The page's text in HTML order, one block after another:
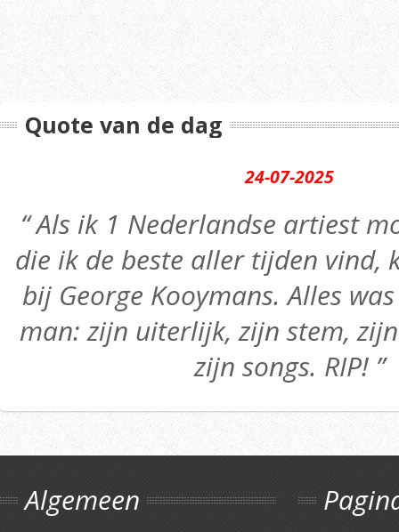
Quote van de dag
24-07-2025
“ Als ik 1 Nederlandse artiest
die ik de beste aller tijden vind,
bij George Kooymans. Alles
man: zijn uiterlijk, zijn stem,
zijn songs. RIP! ”
Algemeen